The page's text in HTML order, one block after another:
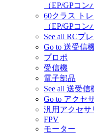
（EP/GPコン
60クラス ト
（EP/GPコン
See all RCプ
Go to 送受信
プロポ
受信機
電子部品
See all 送受信
Go to アクセ
汎用アクセサ
FPV
モーター